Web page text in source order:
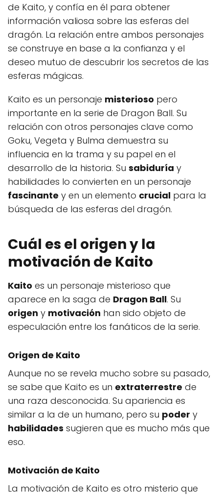
de Kaito, y confía en él para obtener
información valiosa sobre las esferas del
dragón. La relación entre ambos personajes
se construye en base a la confianza y el
deseo mutuo de descubrir los secretos de las
esferas mágicas.
Kaito es un personaje misterioso pero
importante en la serie de Dragon Ball. Su
relación con otros personajes clave como
Goku, Vegeta y Bulma demuestra su
influencia en la trama y su papel en el
desarrollo de la historia. Su sabiduría y
habilidades lo convierten en un personaje
fascinante y en un elemento crucial para la
búsqueda de las esferas del dragón.
Cuál es el origen y la
motivación de Kaito
Kaito es un personaje misterioso que
aparece en la saga de Dragon Ball. Su
origen y motivación han sido objeto de
especulación entre los fanáticos de la serie.
Origen de Kaito
Aunque no se revela mucho sobre su pasado,
se sabe que Kaito es un extraterrestre de
una raza desconocida. Su apariencia es
similar a la de un humano, pero su poder y
habilidades sugieren que es mucho más que
eso.
Motivación de Kaito
La motivación de Kaito es otro misterio que